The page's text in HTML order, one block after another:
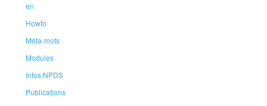
en
Howto
Méta-mots
Modules
Infos NPDS
Publications